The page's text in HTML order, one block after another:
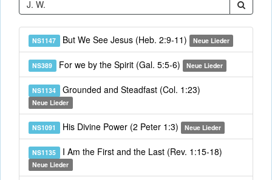
NS1147 But We See Jesus (Heb. 2:9-11) Neue Lieder
NS389 For we by the Spirit (Gal. 5:5-6) Neue Lieder
NS1134 Grounded and Steadfast (Col. 1:23)
Neue Lieder
NS1091 His Divine Power (2 Peter 1:3) Neue Lieder
NS1135 I Am the First and the Last (Rev. 1:15-18)
Neue Lieder